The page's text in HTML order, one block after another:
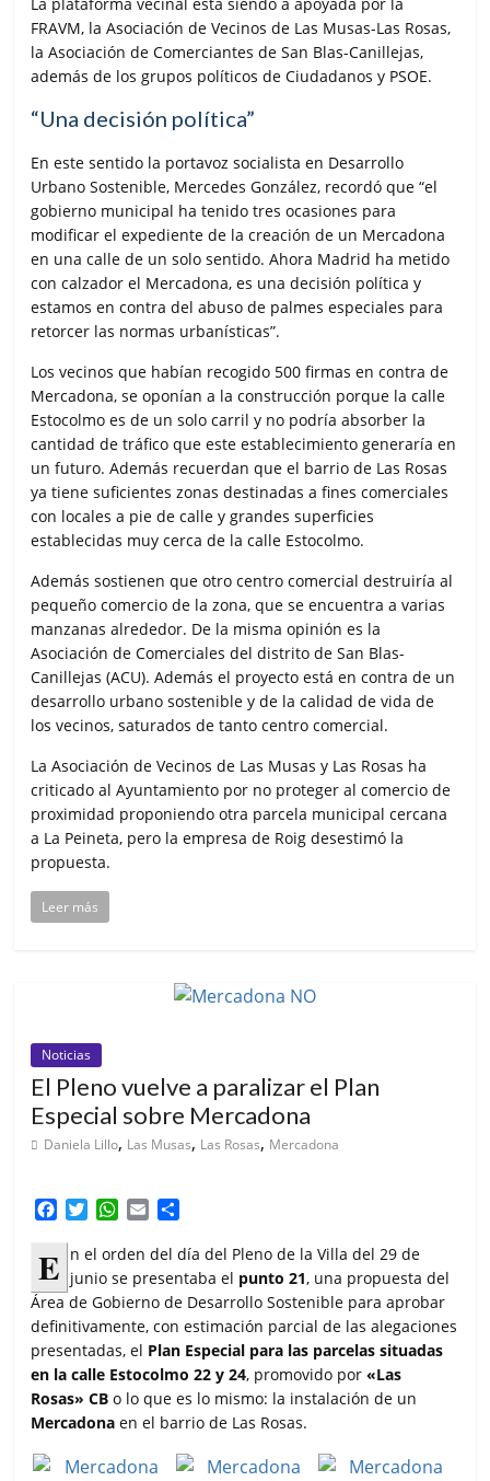
FRAVM, la Asociación de Vecinos de Las Musas-Las Rosas,
la Asociación de Comerciantes de San Blas-Canillejas,
además de los grupos políticos de Ciudadanos y PSOE.
“Una decisión política”
En este sentido la portavoz socialista en Desarrollo
Urbano Sostenible, Mercedes González, recordó que “el
gobierno municipal ha tenido tres ocasiones para
modificar el expediente de la creación de un Mercadona
en una calle de un solo sentido. Ahora Madrid ha metido
con calzador el Mercadona, es una decisión política y
estamos en contra del abuso de palmes especiales para
retorcer las normas urbanísticas”.
Los vecinos que habían recogido 500 firmas en contra de
Mercadona, se oponían a la construcción porque la calle
Estocolmo es de un solo carril y no podría absorber la
cantidad de tráfico que este establecimiento generaría en
un futuro. Además recuerdan que el barrio de Las Rosas
ya tiene suficientes zonas destinadas a fines comerciales
con locales a pie de calle y grandes superficies
establecidas muy cerca de la calle Estocolmo.
Además sostienen que otro centro comercial destruiría al
pequeño comercio de la zona, que se encuentra a varias
manzanas alrededor. De la misma opinión es la
Asociación de Comerciales del distrito de San Blas-
Canillejas (ACU). Además el proyecto está en contra de un
desarrollo urbano sostenible y de la calidad de vida de
los vecinos, saturados de tanto centro comercial.
La Asociación de Vecinos de Las Musas y Las Rosas ha
criticado al Ayuntamiento por no proteger al comercio de
proximidad proponiendo otra parcela municipal cercana
a La Peineta, pero la empresa de Roig desestimó la
propuesta.
Leer más
Noticias
El Pleno vuelve a paralizar el Plan
Especial sobre Mercadona
Daniela Lillo, Las Musas, Las Rosas, Mercadona
F
c
e
b
o
o
k
T
i
t
t
e
r
W
a
t
s
A
p
p
E
a
i
l
m
p
a
r
t
i
r
E n el orden del día del Pleno de la Villa del 29 de
junio se presentaba el punto 21, una propuesta del
Área de Gobierno de Desarrollo Sostenible para aprobar
definitivamente, con estimación parcial de las alegaciones
presentadas, el Plan Especial para las parcelas situadas
en la calle Estocolmo 22 y 24, promovido por«Las
Rosas» CB o lo que es lo mismo: la instalación de un
Mercadonaen el barrio de Las Rosas.